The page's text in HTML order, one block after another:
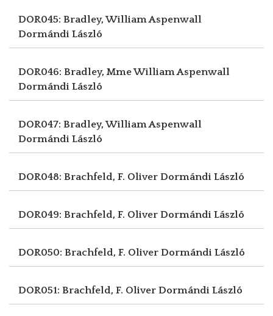
DOR045: Bradley, William Aspenwall
Dormándi László
DOR046: Bradley, Mme William Aspenwall
Dormándi László
DOR047: Bradley, William Aspenwall
Dormándi László
DOR048: Brachfeld, F. Oliver Dormándi László
DOR049: Brachfeld, F. Oliver Dormándi László
DOR050: Brachfeld, F. Oliver Dormándi László
DOR051: Brachfeld, F. Oliver Dormándi László